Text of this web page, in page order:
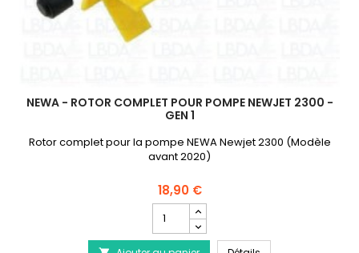
NEWA - ROTOR COMPLET POUR POMPE NEWJET 2300 -
GEN 1
Rotor complet pour la pompe NEWA Newjet 2300 (Modèle
avant 2020)
18,90 €
quantité
du